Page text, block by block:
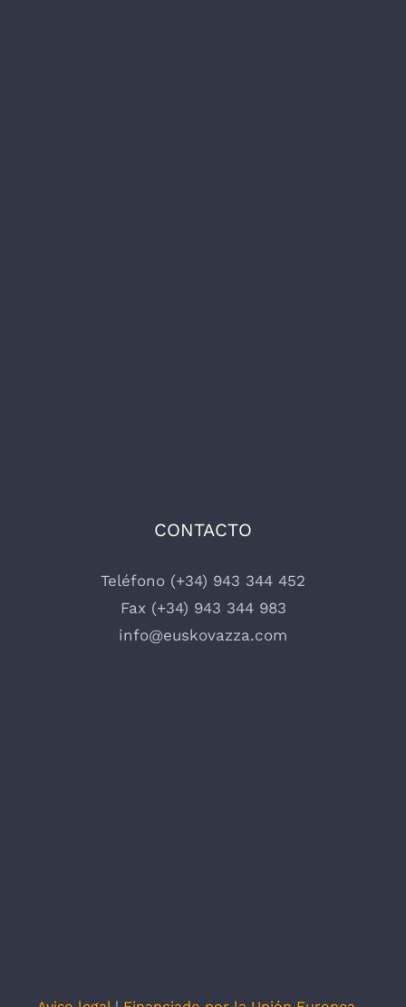
CONTACTO
Teléfono (+34) 943 344 452
Fax (+34) 943 344 983
info@euskovazza.com